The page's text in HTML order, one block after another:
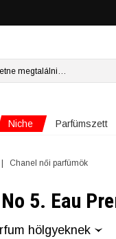
Niche Parfümszett
Chanel női parfümök
No 5. Eau
hölgyeknek